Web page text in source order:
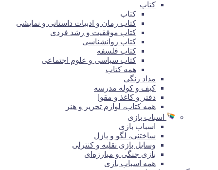
کتاب
کتاب
کتاب رمان و ادبیات داستانی و نمایشی
کتاب موفقیت و رشد فردی
کتاب روانشناسی
کتاب فلسفه
کتاب سیاسی و علوم اجتماعی
همه کتاب
مداد رنگی
کیف و کوله مدرسه
دفتر و کاغذ و مقوا
همه کتاب، لوازم تحریر و هنر
اسباب بازی
اسباب بازی
ساختنی، لگو و پازل
وسایل بازی نقلیه و کنترلی
بازی جنگی و مبارزه‌ای
همه اسباب بازی